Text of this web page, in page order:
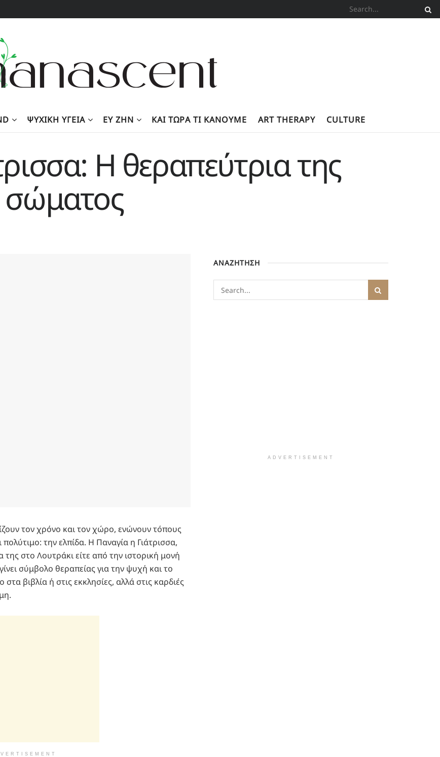
ΨΥΧΙΚΉ ΥΓΕΊΑ ΕΥ ΖΗΝ KΑΙ ΤΏΡΑ ΤΙ ΚΆΝΟΥΜΕ ART THERAPY CULTURE
Η θεραπεύτρια της
σώματος
τον χρόνο και τον χώρο, ενώνουν τόπους
την ελπίδα. Η Παναγία η Γιάτρισσα,
στο Λουτράκι είτε από την ιστορική μονή
σύμβολο θεραπείας για την ψυχή και το
βιβλία ή στις εκκλησίες, αλλά στις καρδιές
ΑΝΑΖΗΤΗΣΗ
ADVERTISEMENT